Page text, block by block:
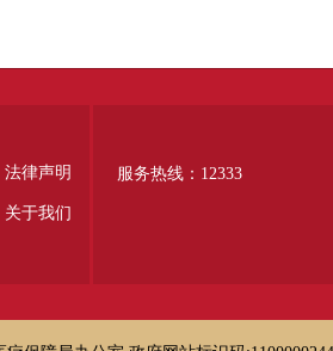
法律声明
关于我们
服务热线：12333